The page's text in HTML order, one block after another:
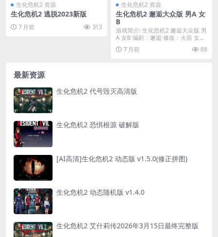
生化危机2 资源
生化危机2 逃脱2023新版
7 月前 313
生化危机2 资源
生化危机2 邂逅大众版 男A 女
B
游戏简介: 生化危机2 邂逅大众版 男
A 女B 编剧：邂逅 修改：火箭 女版
需要...
7 月前 88
最新资源
生化危机2 代号毁灭高清版
生化危机2 恐惧根源 破解版
[AI高清]生化危机2 动态版 v1.5.0(修正拼图)
生化危机2 动态随机版 v1.4.0
生化危机2 艾什莉传2026年3月15日最终完整版